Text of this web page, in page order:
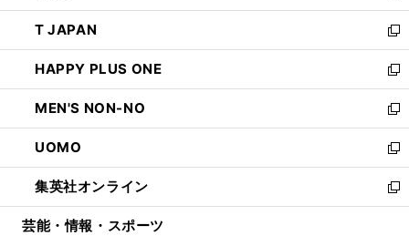
開
く
ウ
で
開
く
ン
ド
ウ
で
開
く
ウ
ィ
ン
ド
ウ
で
開
く
し
い
ウ
ィ
ン
ド
ウ
で
開
く
T JAPAN
新
し
い
ウ
ィ
ン
ド
ウ
で
開
HAPPY PLUS ONE
新
し
い
ウ
ィ
ン
ド
ウ
MEN'S NON-NO
新
し
い
ウ
ィ
ン
UOMO
新
し
い
ウ
集英社オンライン
新
し
芸能・情報・スポーツ